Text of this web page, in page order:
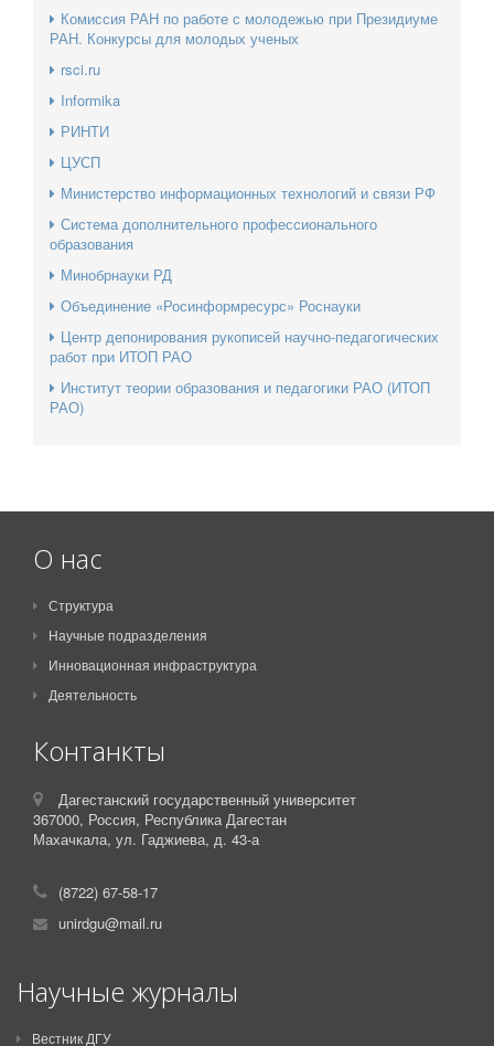
Комиссия РАН по работе с молодежью при Президиуме
РАН. Конкурсы для молодых ученых
rsci.ru
Informika
РИНТИ
ЦУСП
Министерство информационных технологий и связи РФ
Система дополнительного профессионального
образования
Минобрнауки РД
Объединение «Росинформресурс» Роснауки
Центр депонирования рукописей научно-педагогических
работ при ИТОП РАО
Институт теории образования и педагогики РАО (ИТОП
РАО)
О нас
Структура
Научные подразделения
Инновационная инфраструктура
Деятельность
Контанкты
Дагестанский государственный университет
367000, Россия, Республика Дагестан
Махачкала, ул. Гаджиева, д. 43-а
(8722) 67-58-17
unirdgu@mail.ru
Научные журналы
Вестник ДГУ